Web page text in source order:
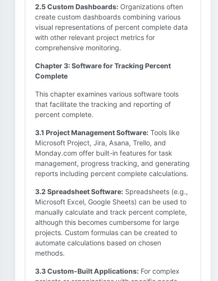
2.5 Custom Dashboards: Organizations often
create custom dashboards combining various
visual representations of percent complete data
with other relevant project metrics for
comprehensive monitoring.
Chapter 3: Software for Tracking Percent
Complete
This chapter examines various software tools
that facilitate the tracking and reporting of
percent complete.
3.1 Project Management Software: Tools like
Microsoft Project, Jira, Asana, Trello, and
Monday.com offer built-in features for task
management, progress tracking, and generating
reports including percent complete calculations.
3.2 Spreadsheet Software: Spreadsheets (e.g.,
Microsoft Excel, Google Sheets) can be used to
manually calculate and track percent complete,
although this becomes cumbersome for large
projects. Custom formulas can be created to
automate calculations based on chosen
methods.
3.3 Custom-Built Applications: For complex